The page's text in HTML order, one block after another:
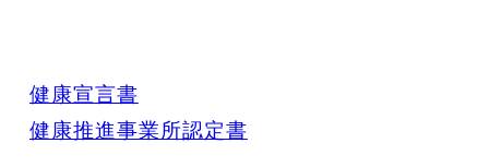
健康宣言書
健康推進事業所認定書